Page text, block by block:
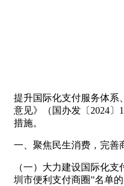
提升国际化支付服务体系
意见》（国办发〔2024
措施。
一、聚焦民生消费，完善
（一）大力建设国际化
圳市便利支付商圈”名单